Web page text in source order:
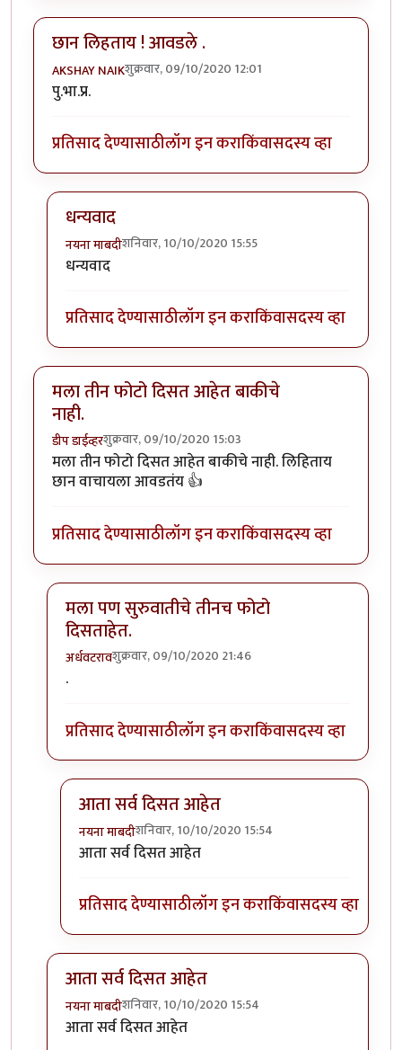
छान लिहताय ! आवडले .
AKSHAY NAIKशुक्रवार, 09/10/2020 12:01
पु.भा.प्र.
प्रतिसाद देण्यासाठीलॉग इन कराकिंवासदस्य व्हा
धन्यवाद
नयना माबदीशनिवार, 10/10/2020 15:55
In reply to
धन्यवाद
प्रतिसाद देण्यासाठीलॉग इन कराकिंवासदस्य व्हा
मला तीन फोटो दिसत आहेत बाकीचे
नाही.
डीप डाईव्हरशुक्रवार, 09/10/2020 15:03
मला तीन फोटो दिसत आहेत बाकीचे नाही. लिहिताय
छान वाचायला आवडतंय 👍
प्रतिसाद देण्यासाठीलॉग इन कराकिंवासदस्य व्हा
मला पण सुरुवातीचे तीनच फोटो
दिसताहेत.
अर्धवटरावशुक्रवार, 09/10/2020 21:46
In reply to
.
प्रतिसाद देण्यासाठीलॉग इन कराकिंवासदस्य व्हा
आता सर्व दिसत आहेत
नयना माबदीशनिवार, 10/10/2020 15:54
In reply toमला पण सुरुवातीचे तीनच फोटो दिसताहेत.
आता सर्व दिसत आहेत
प्रतिसाद देण्यासाठीलॉग इन कराकिंवासदस्य व्हा
आता सर्व दिसत आहेत
नयना माबदीशनिवार, 10/10/2020 15:54
In reply toमला तीन फोटो दिसत आहेत बाकीचे नाही.
आता सर्व दिसत आहेत